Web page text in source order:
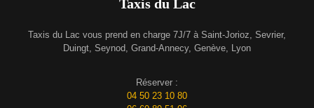
Taxis du Lac
Taxis du Lac vous prend en charge 7J/7 à Saint-Jorioz, Sevrier,
Duingt, Seynod, Grand-Annecy, Genève, Lyon
Réserver :
04 50 23 10 80